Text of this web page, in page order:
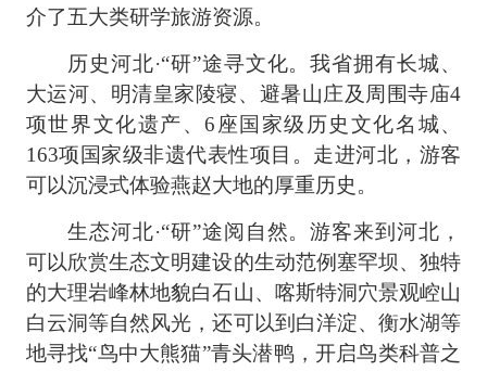
介了五大类研学旅游资源。
历史河北·“研”途寻文化。我省拥有长城、
大运河、明清皇家陵寝、避暑山庄及周围寺庙4
项世界文化遗产、6座国家级历史文化名城、
163项国家级非遗代表性项目。走进河北，游客
可以沉浸式体验燕赵大地的厚重历史。
生态河北·“研”途阅自然。游客来到河北，
可以欣赏生态文明建设的生动范例塞罕坝、独特
的大理岩峰林地貌白石山、喀斯特洞穴景观崆山
白云洞等自然风光，还可以到白洋淀、衡水湖等
地寻找“鸟中大熊猫”青头潜鸭，开启鸟类科普之